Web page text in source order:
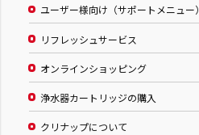
ユーザー様向け（サポートメニュー）
リフレッシュサービス
オンラインショッピング
浄水器カートリッジの購入
クリナップについて